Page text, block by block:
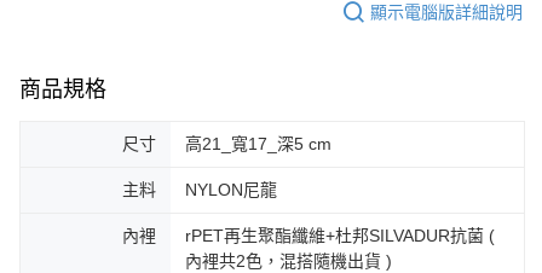
顯示電腦版詳細說明
商品規格
尺寸 高21_寬17_深5 cm
主料 NYLON尼龍
內裡
rPET再生聚酯纖維+杜邦SILVADUR抗菌 (
內裡共2色，混搭隨機出貨 )